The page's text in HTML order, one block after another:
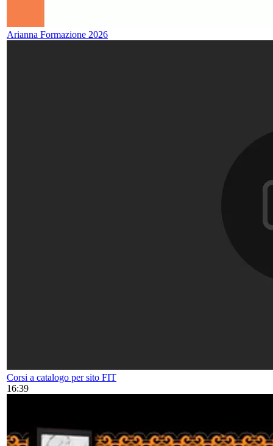
Arianna Formazione 2026
Corsi a catalogo per sito FIT
16:39